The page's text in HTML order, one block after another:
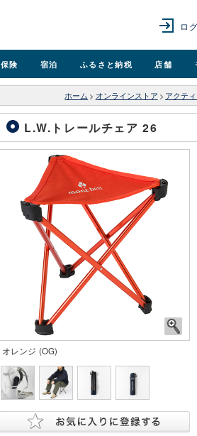
ロ
保険 宿泊 ふるさと納税 店舗
ホーム > オンラインストア > アクテ
L.W.トレールチェア 26
オレンジ (OG)